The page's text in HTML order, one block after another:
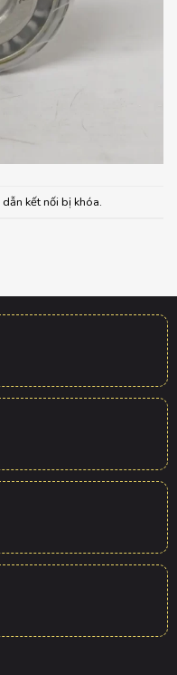
kết nối bị khóa.